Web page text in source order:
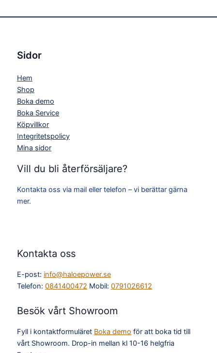
Sidor
Hem
Shop
Boka demo
Boka Service
Köpvillkor
Integritetspolicy
Mina sidor
Vill du bli återförsäljare?
Kontakta oss via mail eller telefon – vi berättar gärna
mer.
Kontakta oss
E-post: info@haloepower.se
Telefon: 0841400472 Mobil: 0791026612
Besök vårt Showroom
Fyll i kontaktformuläret Boka demo för att boka tid till
vårt Showroom. Drop-in mellan kl 10-16 helgfria